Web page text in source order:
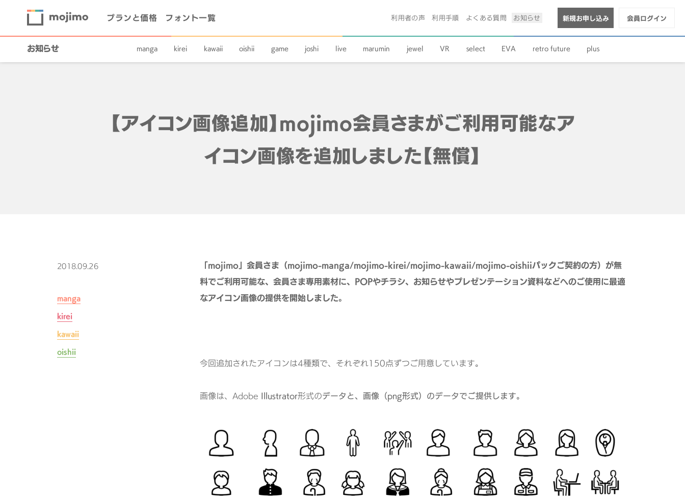
プランと価格 フォント一覧 利用者の声 利用手順 よくある質問 お知らせ 新規お申し込み 会員ログイン
お知らせ manga kirei kawaii oishii game joshi live marumin jewel VR select EVA retro future plus
【アイコン画像追加】mojimo会員さまがご利用可能なア
イコン画像を追加しました【無償】
2018.09.26
manga
kirei
kawaii
oishii
「mojimo」会員さま（mojimo-manga/mojimo-kirei/mojimo-kawaii/mojimo-oishiiパックご契約の方）が無
料でご利用可能な、会員さま専用素材に、POPやチラシ、お知らせやプレゼンテーション資料などへのご使用に最適
なアイコン画像の提供を開始しました。
今回追加されたアイコンは4種類で、それぞれ150点ずつご用意しています。
画像は、Adobe Illustrator形式のデータと、画像（png形式）のデータでご提供します。